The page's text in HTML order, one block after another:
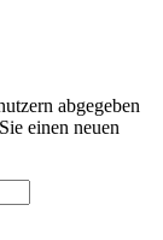
abgegeben
einen neuen